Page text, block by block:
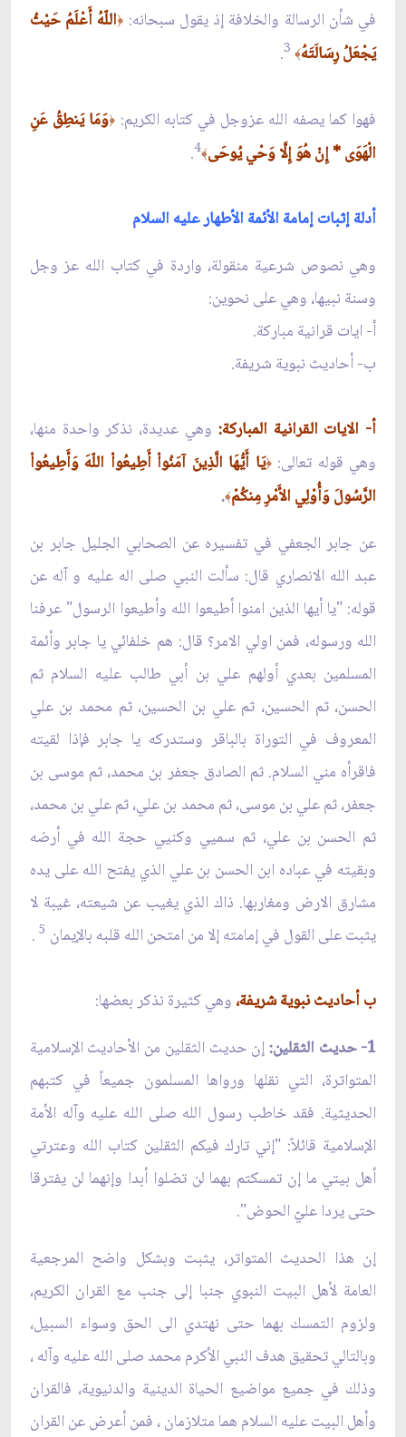
في شأن الرسالة والخلافة إذ يقول سبحانه: ﴿اللّهُ أَعْلَمُ حَيْثُ
يَجْعَلُ رِسَالَتَهُ﴾ 3
.
فهوا كما يصفه الله عزوجل في كتابه الكريم: ﴿وَمَا يَنطِقُ عَنِ
الْهَوَى * إِنْ هُوَ إِلَّا وَحْي يُوحَى﴾4
.
أدلة إثبات إمامة الأئمة الأطهار عليه السلام
وهي نصوص شرعية منقولة، واردة في كتاب الله عز وجل
وسنة نبيها، وهي على نحوين:
أ- ايات قرانية مباركة.
ب- أحاديث نبوية شريفة.
أ- الايات القرانية المباركة: وهي عديدة، نذكر واحدة منها،
وهي قوله تعالى: ﴿يَا أَيُّهَا الَّذِينَ آمَنُواْ أَطِيعُواْ اللّهَ وَأَطِيعُواْ
الرَّسُولَ وَأُوْلِي الأَمْرِ مِنكُمْ﴾.
عن جابر الجعفي في تفسيره عن الصحابي الجليل جابر بن
عبد الله الانصاري قال: سألت النبي صلى اله عليه و آله عن
قوله: "يا أيها الذين امنوا أطيعوا الله وأطيعوا الرسول" عرفنا
الله ورسوله، فمن اولي الامر؟ قال: هم خلفائي يا جابر وأئمة
المسلمين بعدي أولهم علي بن أبي طالب عليه السلام ثم
الحسن، ثم الحسين، ثم علي بن الحسين، ثم محمد بن علي
المعروف في التوراة بالباقر وستدركه يا جابر فإذا لقيته
فاقرأه مني السلام. ثم الصادق جعفر بن محمد، ثم موسى بن
جعفر، ثم علي بن موسى، ثم محمد بن علي، ثم علي بن محمد،
ثم الحسن بن علي، ثم سميي وكنيي حجة الله في أرضه
وبقيته في عباده ابن الحسن بن علي الذي يفتح الله على يده
مشارق الارض ومغاربها. ذاك الذي يغيب عن شيعته، غيبة لا
يثبت على القول في إمامته إلا من امتحن الله قلبه بالإيمان 5
.
ب أحاديث نبوية شريفة، وهي كثيرة نذكر بعضها:
1- حديث الثقلين:
إن حديث الثقلين من الأحاديث الإسلامية
المتواترة، التي نقلها ورواها المسلمون جميعاً في كتبهم
الحديثية. فقد خاطب رسول الله صلى الله عليه وآله الأمة
الإسلامية قائلاً: "إني تارك فيكم الثقلين كتاب الله وعترتي
أهل بيتي ما إن تمسكتم بهما لن تضلوا أبدا وإنهما لن يفترقا
حتى يردا عليّ الحوض".
إن هذا الحديث المتواتر، يثبت وبشكل واضح المرجعية
العامة لأهل البيت النبوي جنبا إلى جنب مع القران الكريم،
ولزوم التمسك بهما حتى نهتدي الى الحق وسواء السبيل،
وبالتالي تحقيق هدف النبي الأكرم محمد صلى الله عليه وآله ،
وذلك في جميع مواضيع الحياة الدينية والدنيوية، فالقران
وأهل البيت عليه السلام هما متلازمان ، فمن أعرض عن القران